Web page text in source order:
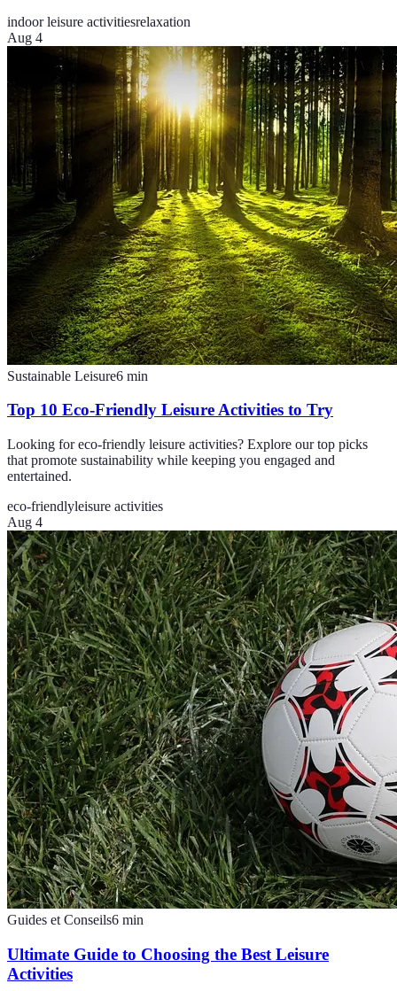
indoor leisure activitiesrelaxation
Aug 4
Sustainable Leisure6 min
Top 10 Eco-Friendly Leisure Activities to Try
Looking for eco-friendly leisure activities? Explore our top picks
that promote sustainability while keeping you engaged and
entertained.
eco-friendlyleisure activities
Aug 4
Guides et Conseils6 min
Ultimate Guide to Choosing the Best Leisure
Activities